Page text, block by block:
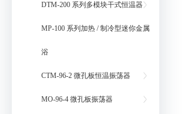
DTM-200 系列多模块干式恒温器
MP-100 系列加热 / 制冷型迷你金属
浴
CTM-96-2 微孔板恒温振荡器
MO-96-4 微孔板振荡器